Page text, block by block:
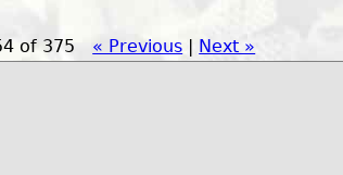
of 375 « Previous | Next »